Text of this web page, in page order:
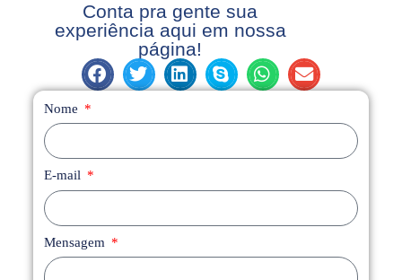
Conta pra gente sua
experiência aqui em nossa
página!
Nome
E-mail
Mensagem